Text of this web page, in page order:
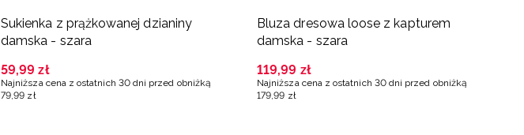
Sukienka z prążkowanej dzianiny
damska - szara
59,99 zł
Najniższa cena z ostatnich 30 dni przed obniżką
79,99 zł
Bluza dresowa loose z kapturem
damska - szara
119,99 zł
Najniższa cena z ostatnich 30 dni przed obniżką
179,99 zł